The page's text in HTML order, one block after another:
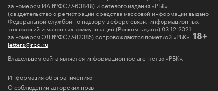
за номером ИА №ФС77-63848) и сетевого издания «РБК»
(свидетельство о регистрации средства массовой информации выдано
Федеральной службой по надзору в сфере связи, информационных
технологий и массовых коммуникаций (Роскомнадзор) 03.12.2021
за номером ЭЛ №ФС77-82385) сопровождаются пометкой «РБК». 18+
letters@rbc.ru
Владельцем сайта является информационное агентство «РБК».
Информация об ограничениях
О соблюдении авторских прав